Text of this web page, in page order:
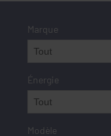
Marque
Énergie
Modèle